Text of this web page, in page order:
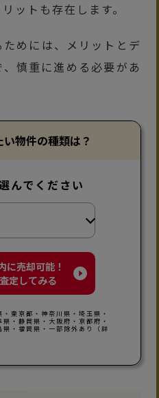
ットも存在します。
めには、メリットとデ
慎重に進める必要があ
物件の種類は？
んでください
に売却可能！
定してみる
東京都・神奈川県・埼玉県・
・静岡県・大阪府・京都府・
・福岡県・一部除外あり（詳